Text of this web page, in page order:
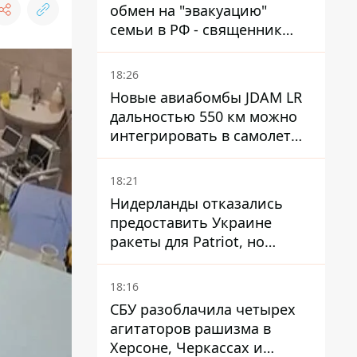
обмен на "эвакуацию"
семьи в РФ - священник
УПЦ МП получил 15 лет
тюрьмы
18:26
Новые авиабомбы JDAM LR
дальностью 550 км можно
интегрировать в самолеты
ВСУ, но есть нюансы.
18:21
Нидерланды отказались
предоставить Украине
ракеты для Patriot, но
готовы помочь иначе
18:16
СБУ разоблачила четырех
агитаторов рашизма в
Херсоне, Черкассах и